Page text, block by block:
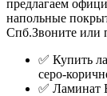
предлагаем
напольные
Спб.Звоните или
✅ Купить
серо-
✅ Ламинат